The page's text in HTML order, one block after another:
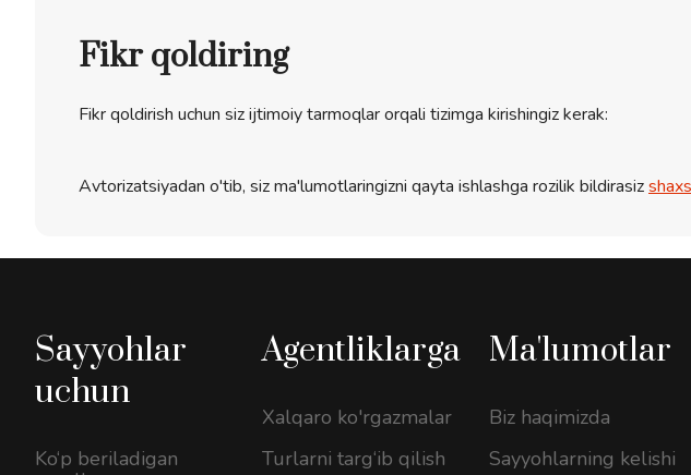
Fikr qoldiring
Fikr qoldirish uchun siz ijtimoiy tarmoqlar orqali tizimga kirishingiz kerak:
Avtorizatsiyadan o'tib, siz ma'lumotlaringizni qayta ishlashga rozilik bildirasiz
Sayyohlar
uchun
Ko‘p beriladigan
Agentliklarga
Xalqaro ko'rgazmalar
Turlarni targ‘ib qilish
Ma'lumotlar
Biz haqimizda
Sayyohlarning kelishi